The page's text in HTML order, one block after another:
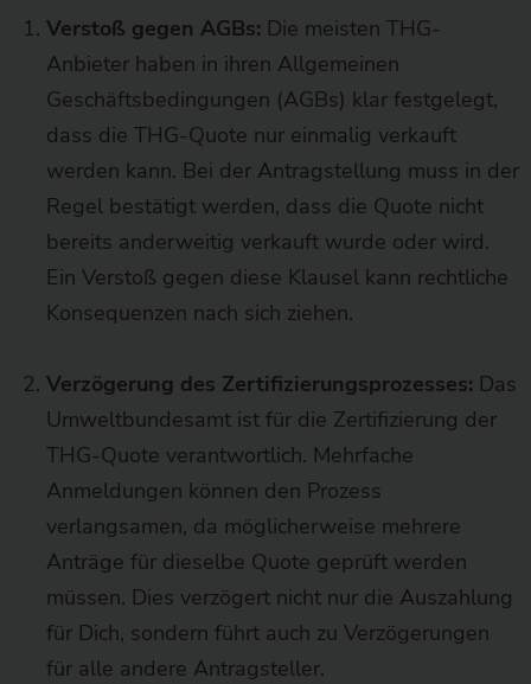
Verstoß gegen AGBs: Die meisten THG-
Anbieter haben in ihren Allgemeinen
Geschäftsbedingungen (AGBs) klar festgelegt,
dass die THG-Quote nur einmalig verkauft
werden kann. Bei der Antragstellung muss in der
Regel bestätigt werden, dass die Quote nicht
bereits anderweitig verkauft wurde oder wird.
Ein Verstoß gegen diese Klausel kann rechtliche
Konsequenzen nach sich ziehen.
Verzögerung des Zertifizierungsprozesses: Das
Umweltbundesamt ist für die Zertifizierung der
THG-Quote verantwortlich. Mehrfache
Anmeldungen können den Prozess
verlangsamen, da möglicherweise mehrere
Anträge für dieselbe Quote geprüft werden
müssen. Dies verzögert nicht nur die Auszahlung
für Dich, sondern führt auch zu Verzögerungen
für alle andere Antragsteller.